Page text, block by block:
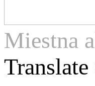
Miestna
Translate